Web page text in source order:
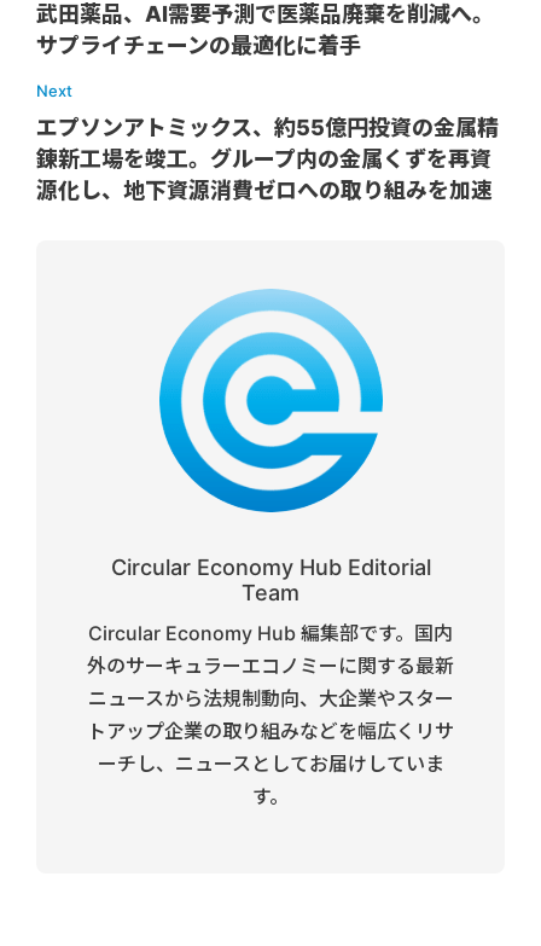
武田薬品、AI需要予測で医薬品廃棄を削減へ。
サプライチェーンの最適化に着手
Next
エプソンアトミックス、約55億円投資の金属精
錬新工場を竣工。グループ内の金属くずを再資
源化し、地下資源消費ゼロへの取り組みを加速
Circular Economy Hub Editorial
Team
Circular Economy Hub 編集部です。国内
外のサーキュラーエコノミーに関する最新
ニュースから法規制動向、大企業やスター
トアップ企業の取り組みなどを幅広くリサ
ーチし、ニュースとしてお届けしていま
す。